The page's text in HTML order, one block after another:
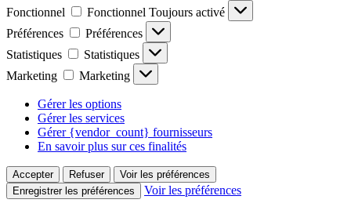
Fonctionnel
Fonctionnel Toujours activé
Préférences
Préférences
Statistiques
Statistiques
Marketing
Marketing
Gérer les options
Gérer les services
Gérer {vendor_count} fournisseurs
En savoir plus sur ces finalités
Accepter Refuser
Voir les préférences
Enregistrer les préférences
Voir les préférences